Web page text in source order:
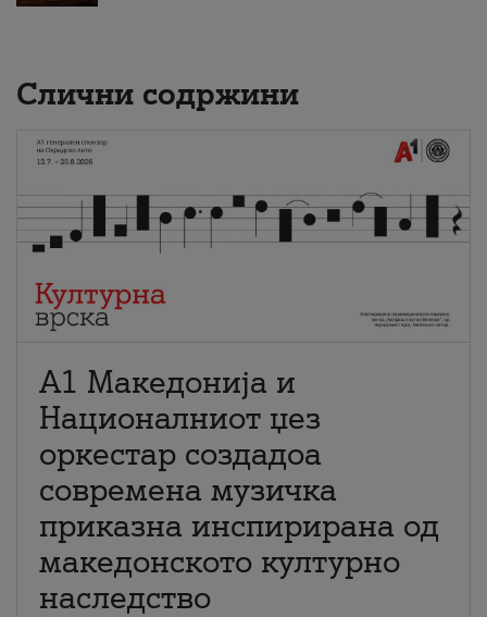
Слични содржини
А1 Македонија и
Националниот џез
оркестар создадоа
современа музичка
приказна инспирирана од
македонското културно
наследство